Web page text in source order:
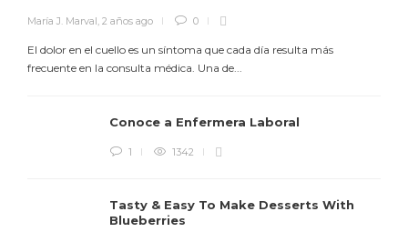
María J. Marval, 2 años ago 0
El dolor en el cuello es un síntoma que cada día resulta más
frecuente en la consulta médica. Una de...
Conoce a Enfermera Laboral
1 1342
Tasty & Easy To Make Desserts With
Blueberries